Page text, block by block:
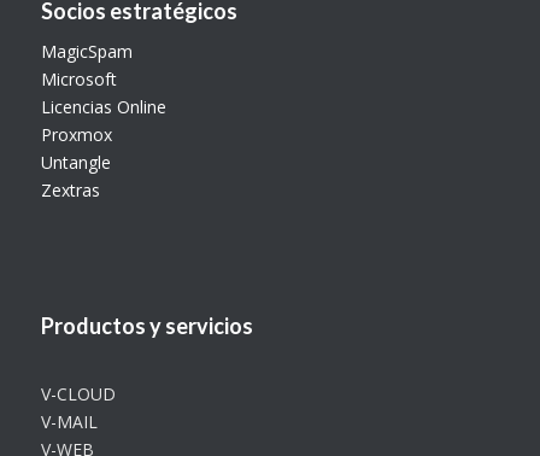
Socios estratégicos
MagicSpam
Microsoft
Licencias Online
Proxmox
Untangle
Zextras
Productos y servicios
V-CLOUD
V-MAIL
V-WEB